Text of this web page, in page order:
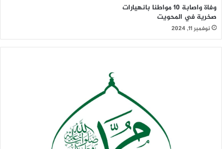
وفاة واصابة 10 مواطنا بانهيارات
صخرية في المحويت
نوفمبر 11, 2024